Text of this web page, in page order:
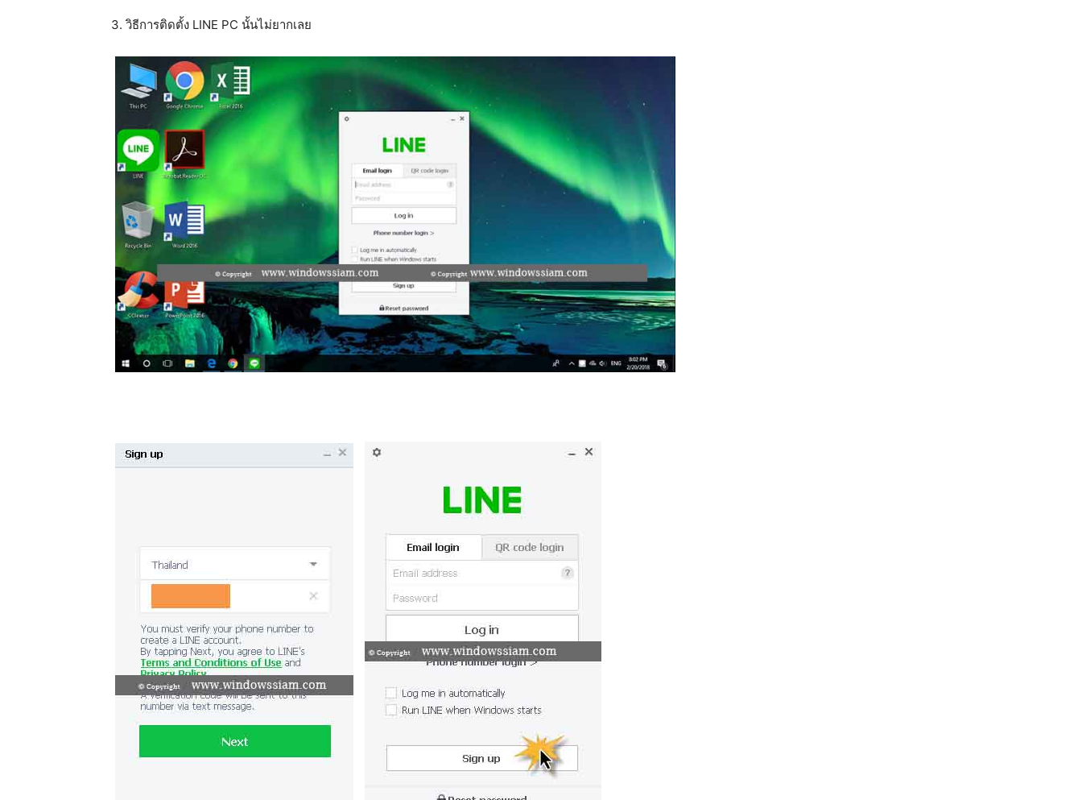
3. วิธีการติดตั้ง LINE PC นั้นไม่ยากเลย